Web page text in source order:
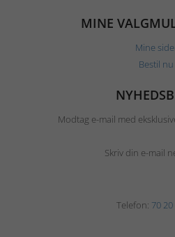
MINE
Mine
Bestil nu
Modtag e-mail med
Skriv din e-mail
Telefon: 70